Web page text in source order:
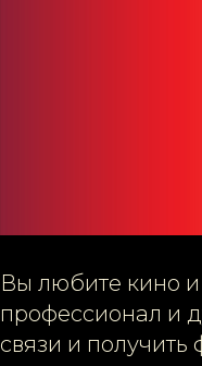
Вы любите кино и
профессионал и
связи и получить